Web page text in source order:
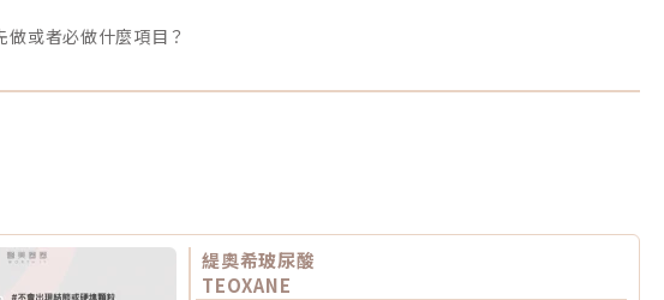
或者必做什麼項目？
緹奧希玻尿酸
TEOXANE